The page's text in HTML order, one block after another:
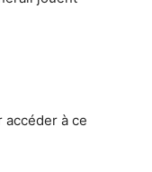
accéder à ce